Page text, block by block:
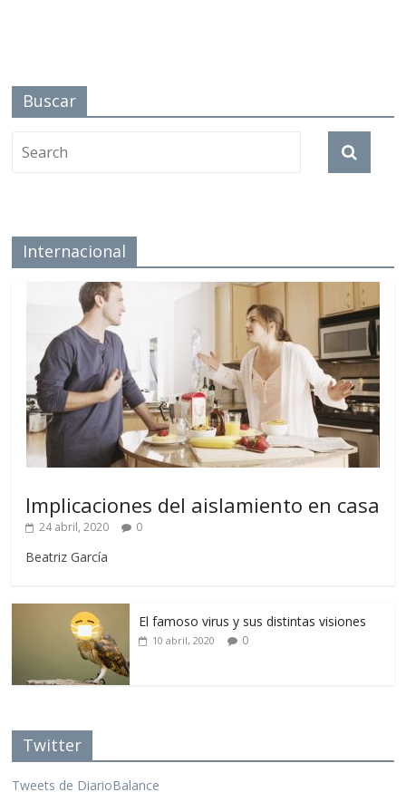
Buscar
Internacional
Implicaciones del aislamiento en casa
24 abril, 2020 0
Beatriz García
El famoso virus y sus distintas visiones
10 abril, 2020 0
Twitter
Tweets de DiarioBalance